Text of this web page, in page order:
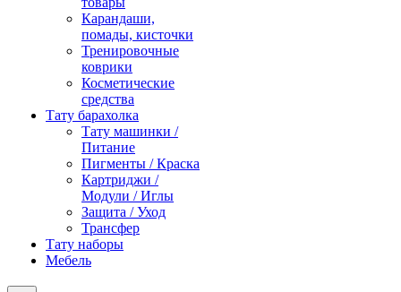
Карандаши,
помады, кисточки
Тренировочные
коврики
Косметические
средства
Тату барахолка
Тату машинки /
Питание
Пигменты / Краска
Картриджи /
Модули / Иглы
Защита / Уход
Трансфер
Тату наборы
Мебель